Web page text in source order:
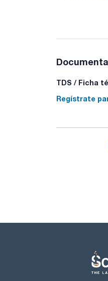
TDS / Ficha
Regístrate